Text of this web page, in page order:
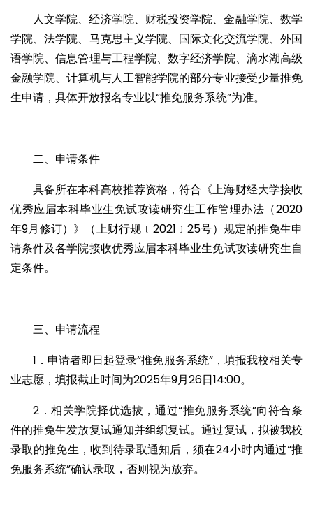
人文学院、经济学院、财税投资学院、金融学院、数学
学院、法学院、马克思主义学院、国际文化交流学院、外国
语学院、信息管理与工程学院、数字经济学院、滴水湖高级
金融学院、计算机与人工智能学院的部分专业接受少量推免
生申请，具体开放报名专业以“推免服务系统”为准。
二、申请条件
具备所在本科高校推荐资格，符合《上海财经大学接收
优秀应届本科毕业生免试攻读研究生工作管理办法（2020
年9月修订）》（上财行规﹝2021﹞25号）规定的推免生申
请条件及各学院接收优秀应届本科毕业生免试攻读研究生自
定条件。
三、申请流程
1．申请者即日起登录“推免服务系统”，填报我校相关专
业志愿，填报截止时间为2025年9月26日14:00。
2．相关学院择优选拔，通过“推免服务系统”向符合条
件的推免生发放复试通知并组织复试。通过复试，拟被我校
录取的推免生，收到待录取通知后，须在24小时内通过“推
免服务系统”确认录取，否则视为放弃。